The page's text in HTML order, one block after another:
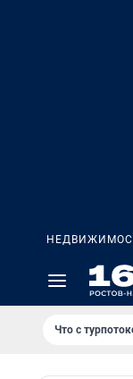
Что с